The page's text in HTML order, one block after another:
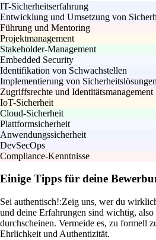
IT-Sicherheitserfahrung
Entwicklung und Umsetzung von
Führung und Mentoring
Projektmanagement
Stakeholder-Management
Embedded Security
Identifikation von Schwachstellen
Implementierung von Sicherheitslösungen
Zugriffsrechte und Identitätsmanagement
IoT-Sicherheit
Cloud-Sicherheit
Plattformsicherheit
Anwendungssicherheit
DevSecOps
Compliance-Kenntnisse
Einige Tipps für deine
Sei authentisch!:Zeig uns, wer du
und deine Erfahrungen sind wichtig,
durchscheinen. Vermeide es, zu formell
Ehrlichkeit und Authentizität.